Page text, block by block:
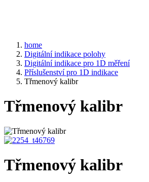
home
Digitální indikace polohy
Digitální indikace pro 1D měření
Příslušenství pro 1D indikace
Třmenový kalibr
Třmenový kalibr
Třmenový kalibr